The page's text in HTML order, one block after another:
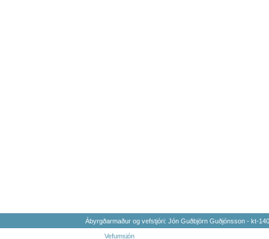
Ábyrgðarmaður og vefstjóri: Jón Guðbjörn Guðjónsson - kt-
Vefumsjón